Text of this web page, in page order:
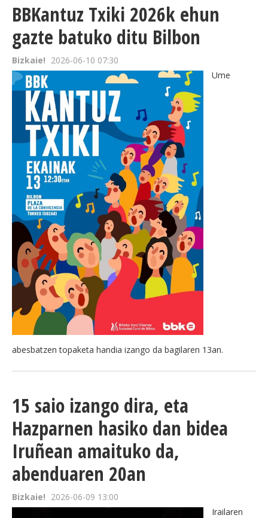
BBKantuz Txiki 2026k ehun
gazte batuko ditu Bilbon
Bizkaie! 2026-06-10 07:30
Ume
abesbatzen topaketa handia izango da bagilaren 13an.
15 saio izango dira, eta
Hazparnen hasiko dan bidea
Iruñean amaituko da,
abenduaren 20an
Bizkaie! 2026-06-09 13:00
Irailaren